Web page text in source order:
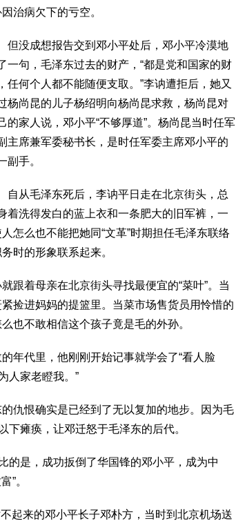
治病欠下的亏空。
没成想报告交到邓小平处后，邓小平冷漠地
一句，毛泽东过去的财产，“都是党和国家的财
任何个人都不能随便支取。”李讷遭拒后，她又
杨尚昆的儿子杨绍明向杨尚昆求救，杨尚昆对
的家人说，邓小平“不够厚道”。杨尚昆当时任军
主席兼军委秘书长，是时任军委主席邓小平的
副手。
从毛泽东死后，李讷平日走在北京街头，总
着洗得发白的蓝上衣和一条肥大的旧军裤，一
怎么也不能把她同“文革”时期担任毛泽东联络
时的形象联系起来。
着母亲在北京街头寻找最便宜的“菜叶”。当
捡进妈妈的提篮里。当菜市场售货员用怜惜的
也不敢相信这个孩子竟是毛的外孙。
代里，他刚刚开始记事就学会了“看人脸
人家老瞪我。”
恨确实是已经到了无以复加的地步。因为毛
下瘫痪，让邓迁怒于毛泽东的后代。
是，成功扳倒了华国锋的邓小平，成为中
”。
来的邓小平长子邓朴方，当时到北京机场送